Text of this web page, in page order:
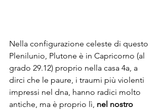
Nella configurazione celeste di questo
Plenilunio, Plutone è in Capricorno (al
grado 29.12) proprio nella casa 4a, a
dirci che le paure, i traumi più violenti
impressi nel dna, hanno radici molto
antiche, ma è proprio lì, nel nostro